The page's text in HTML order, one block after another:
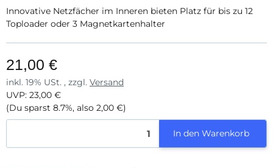
Innovative Netzfächer im Inneren bieten Platz für bis zu 12
Toploader oder 3 Magnetkartenhalter
21,00 €
inkl. 19% USt. , zzgl. Versand
UVP: 23,00 €
(Du sparst 8.7%, also 2,00 €)
In den Warenkorb